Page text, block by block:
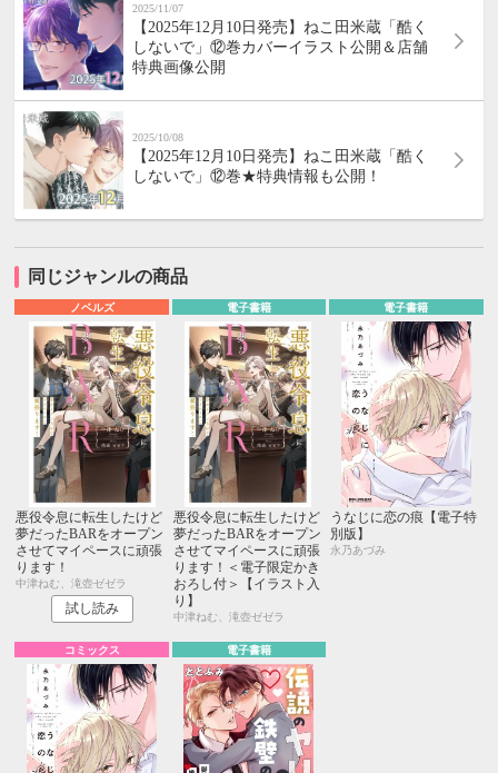
2025/11/07
【2025年12月10日発売】ねこ田米蔵「酷く
しないで」⑫巻カバーイラスト公開＆店舗
特典画像公開
2025/10/08
【2025年12月10日発売】ねこ田米蔵「酷く
しないで」⑫巻★特典情報も公開！
同じジャンルの商品
ノベルズ
悪役令息に転生したけど
夢だったBARをオープン
させてマイペースに頑張
ります！
中津ねむ、滝壺ゼゼラ
試し読み
電子書籍
悪役令息に転生したけど
夢だったBARをオープン
させてマイペースに頑張
ります！＜電子限定かき
おろし付＞【イラスト入
り】
中津ねむ、滝壺ゼゼラ
電子書籍
うなじに恋の痕【電子特
別版】
永乃あづみ
コミックス 電子書籍